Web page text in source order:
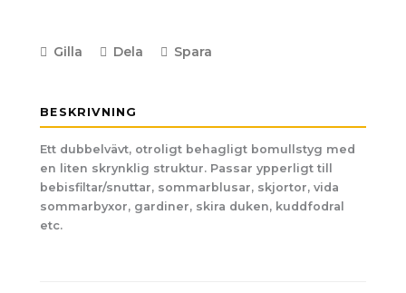
Gilla Dela Spara
BESKRIVNING
Ett dubbelvävt, otroligt behagligt bomullstyg med
en liten skrynklig struktur. Passar ypperligt till
bebisfiltar/snuttar, sommarblusar, skjortor, vida
sommarbyxor, gardiner, skira duken, kuddfodral
etc.